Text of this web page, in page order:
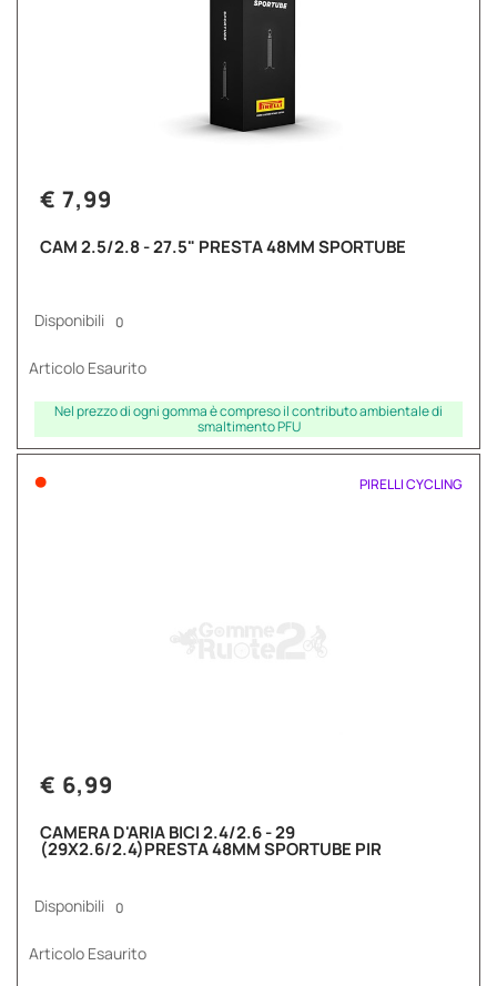
€ 7,99
CAM 2.5/2.8 - 27.5" PRESTA 48MM SPORTUBE
Disponibili 0
Articolo Esaurito
Nel prezzo di ogni gomma è compreso il contributo ambientale di
smaltimento PFU
• PIRELLI CYCLING
€ 6,99
CAMERA D'ARIA BICI 2.4/2.6 - 29
(29X2.6/2.4)PRESTA 48MM SPORTUBE PIR
Disponibili 0
Articolo Esaurito